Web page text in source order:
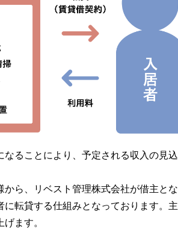
ることにより、予定される収入の見
ら、リベスト管理株式会社が借主と
転貸する仕組みとなっております。
ます。